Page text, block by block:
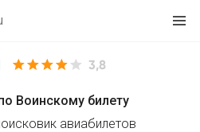
3,8
Воинскому билету
авиабилетов